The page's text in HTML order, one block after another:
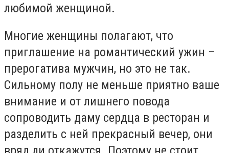
любимой женщиной.
Многие женщины полагают, что
приглашение на романтический ужин –
прерогатива мужчин, но это не так.
Сильному полу не меньше приятно ваше
внимание и от лишнего повода
сопроводить даму сердца в ресторан и
разделить с ней прекрасный вечер, они